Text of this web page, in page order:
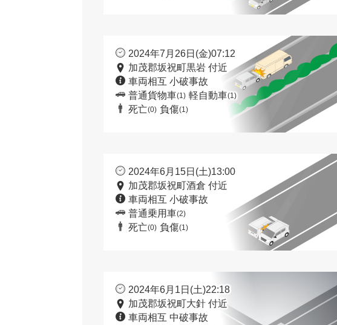
2024年7月26日(金)07:12
加茂郡坂祝町黒岩 付近
車両相互 小破事故
普通貨物車(1) 軽自動車(1)
死亡(0) 負傷(1)
2024年6月15日(土)13:00
加茂郡坂祝町酒倉 付近
車両相互 小破事故
普通乗用車(2)
死亡(0) 負傷(1)
2024年6月1日(土)22:18
加茂郡坂祝町大針 付近
車両相互 中破事故